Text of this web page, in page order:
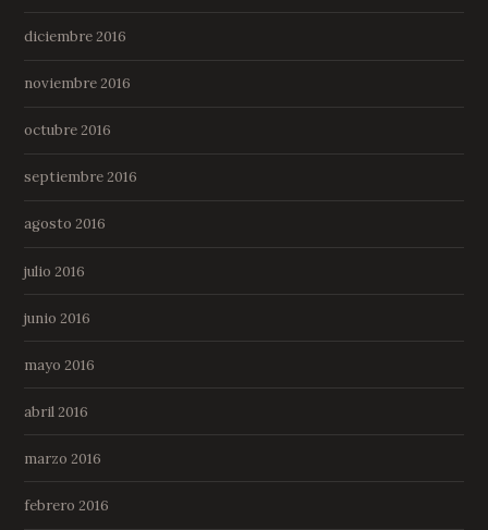
diciembre 2016
noviembre 2016
octubre 2016
septiembre 2016
agosto 2016
julio 2016
junio 2016
mayo 2016
abril 2016
marzo 2016
febrero 2016